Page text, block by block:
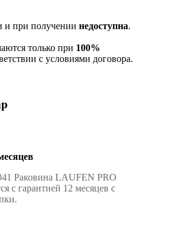
и при получении недоступна.
только при 100%
с условиями договора.
Раковина LAUFEN PRO
с гарантией 12 месяцев с